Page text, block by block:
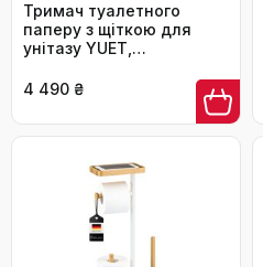
Тримач туалетного
паперу з щіткою для
унітазу YUET,
сріблястий
4 490 ₴